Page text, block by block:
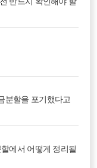
분할을 포기했다고
에서 어떻게 정리될